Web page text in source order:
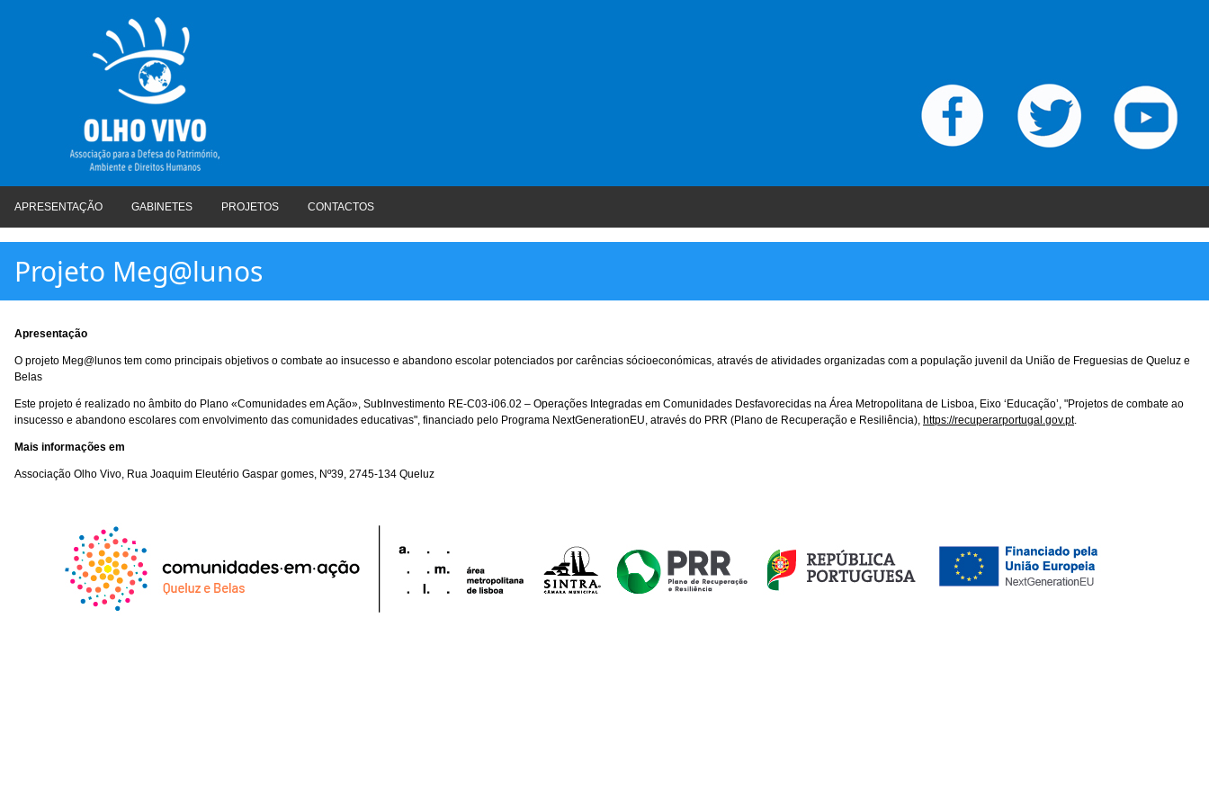
APRESENTAÇÃO GABINETES PROJETOS CONTACTOS
Projeto Meg@lunos
Apresentação
O projeto Meg@lunos tem como principais objetivos o combate ao insucesso e abandono escolar potenciados por carências sócioeconómicas, através de atividades organizadas com a população juvenil da União de Freguesias de Queluz e
Belas
Este projeto é realizado no âmbito do Plano «Comunidades em Ação», SubInvestimento RE-C03-i06.02 – Operações Integradas em Comunidades Desfavorecidas na Área Metropolitana de Lisboa, Eixo ‘Educação’, "Projetos de combate ao
insucesso e abandono escolares com envolvimento das comunidades educativas", financiado pelo Programa NextGenerationEU, através do PRR (Plano de Recuperação e Resiliência), https://recuperarportugal.gov.pt.
Mais informações em
Associação Olho Vivo, Rua Joaquim Eleutério Gaspar gomes, Nº39, 2745-134 Queluz